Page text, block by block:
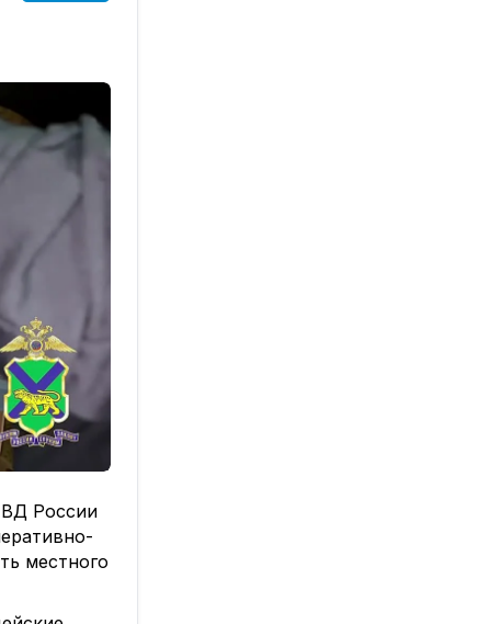
России
местного